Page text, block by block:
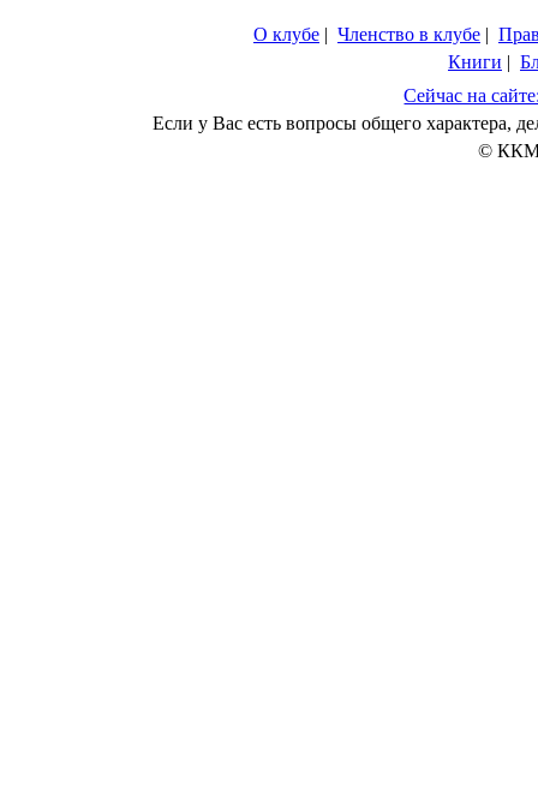
О клубе | Членство в клубе |
Книги |
Сейчас на
Если у Вас есть вопросы общего характера,
© ККМ